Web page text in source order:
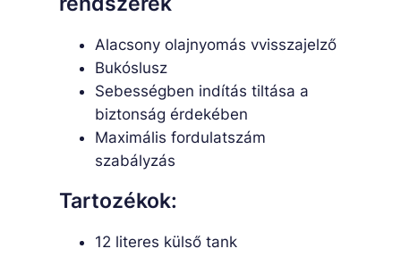
Alacsony olajnyomás vvisszajelző
Bukóslusz
Sebességben indítás tiltása a
biztonság érdekében
Maximális fordulatszám
szabályzás
Tartozékok:
12 literes külső tank